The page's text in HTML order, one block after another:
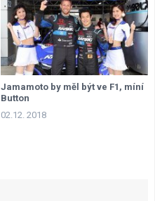
Jamamoto by měl být ve F1, míní
Button
02.12. 2018